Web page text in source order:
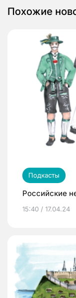
Похожие
Подкасты
Российские
15:40 / 17.04.24